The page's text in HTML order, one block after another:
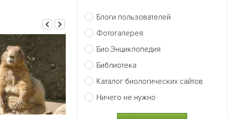
Блоги пользователей
Фотогалерея
Био.Энциклопедия
Библиотека
Каталог биологических сайтов
Ничего не нужно